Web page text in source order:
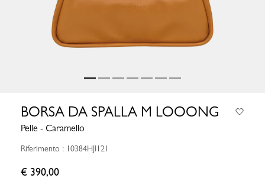
BORSA DA SPALLA M LOOONG
Pelle - Caramello
Riferimento : 10384HJI121
€ 390,00